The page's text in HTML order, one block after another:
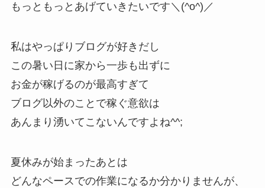
もっともっとあげていきたいです＼(^o^)／
私はやっぱりブログが好きだし
この暑い日に家から一歩も出ずに
お金が稼げるのが最高すぎて
ブログ以外のことで稼ぐ意欲は
あんまり湧いてこないんですよね^^;
夏休みが始まったあとは
どんなペースでの作業になるか分かりませんが、